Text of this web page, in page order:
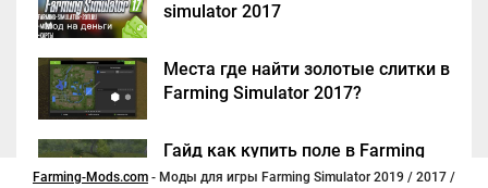
simulator 2017
Места где найти золотые слитки в
Farming Simulator 2017?
Гайд как купить поле в Farming
Simulator 2017
Farming-Mods.com - Моды для игры Farming Simulator 2019 / 2017 /